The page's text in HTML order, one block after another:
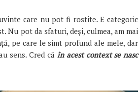
care nu pot fi rostite. E categoric
Nu pot da sfaturi, deși, culmea, am mai
pe care le simt profund ale mele, dar
sens. Cred că în acest context se nasc